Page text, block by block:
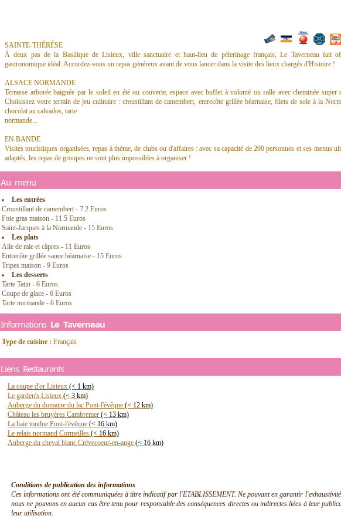
SAINTE-THÉRÈSE
À deux pas de la Basilique de Lisieux, ville sanctuaire et haut-lieu de pèlerinage français, Le Taverneau fait
gastronomique idéal. Accordez-vous un repas généreux avant de vous lancer dans la visite des lieux chargés d'Histoire !
ALSACE NORMANDE
Terrasse arborée baignée par le soleil en été ou couverte, espace avec buffet à volonté ou salle avec cheminée super
Choisissez votre terrain de jeu culinaire : croustillant de camembert, entrecôte grillée béarnaise, filets de sole à la
chocolat au calvados, tarte
normande...
EN BANDE
Visites touristiques organisées, repas à thème, de clubs ou d'affaires : avec sa capacité de 200 personnes et ses menus
adaptés, les repas de groupes ne sont plus impossibles à organiser !
Au menu
Les entrées
Croustillant de camembert - 7.2 Euros
Foie gras maison - 11.5 Euros
Saint-Jacques à la Normande - 15 Euros
Les plats
Aile de raie et câpres - 11 Euros
Entrecôte grillée sauce béarnaise - 15 Euros
Tripes maison - 9 Euros
Les desserts
Tarte Tatin - 6 Euros
Coupe de glace - 6 Euros
Tarte normande - 6 Euros
Informations Le Taverneau
Type de cuisine : Français
Liens Restaurants
La coupe d'or Lisieux (< 1 km)
Le garden's Lisieux (< 3 km)
Auberge du domaine du lac Pont-l'évêque (< 12 km)
Château les bruyères Cambremer (< 13 km)
La haie tondue Pont-l'évêque (< 16 km)
Le relais normand Cormeilles (< 16 km)
Auberge du cheval blanc Crèvecoeur-en-auge (< 16 km)
Conditions de publication des informations
Ces informations ont été communiquées à titre indicatif par l'ETABLISSEMENT. Ne pouvant en garantir
nous ne pouvons en aucun cas être tenu pour responsable des conséquences directes ou indirectes liées à leur
leur utilisation.